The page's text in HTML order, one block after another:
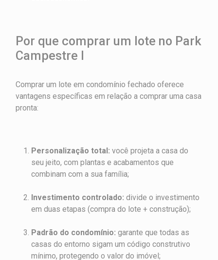
Por que comprar um lote no Park
Campestre I
Comprar um lote em condomínio fechado oferece
vantagens específicas em relação a comprar uma casa
pronta:
Personalização total: você projeta a casa do
seu jeito, com plantas e acabamentos que
combinam com a sua família;
Investimento controlado: divide o investimento
em duas etapas (compra do lote + construção);
Padrão do condomínio: garante que todas as
casas do entorno sigam um código construtivo
mínimo, protegendo o valor do imóvel;